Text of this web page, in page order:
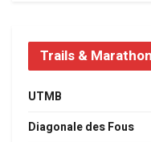
Trails &
UTMB
Diagonale des Fous